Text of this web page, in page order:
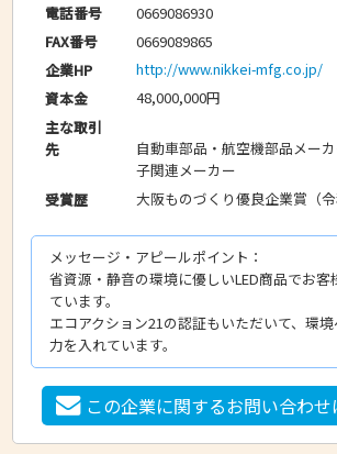
電話番号
0669086930
FAX番号
0669089865
企業HP
http://www.nikkei-mfg.co.jp/
資本金
48,000,000円
主な取引
先
自動車部品・航空機部品メー
子関連メーカー
受賞歴
大阪ものづくり優良企業賞（令
メッセージ・アピールポイント：
省資源・静音の環境に優しいLED商品でお客
ています。
エコアクション21の認証もいただいて、環
力を入れています。
この企業に関するお問い合わ